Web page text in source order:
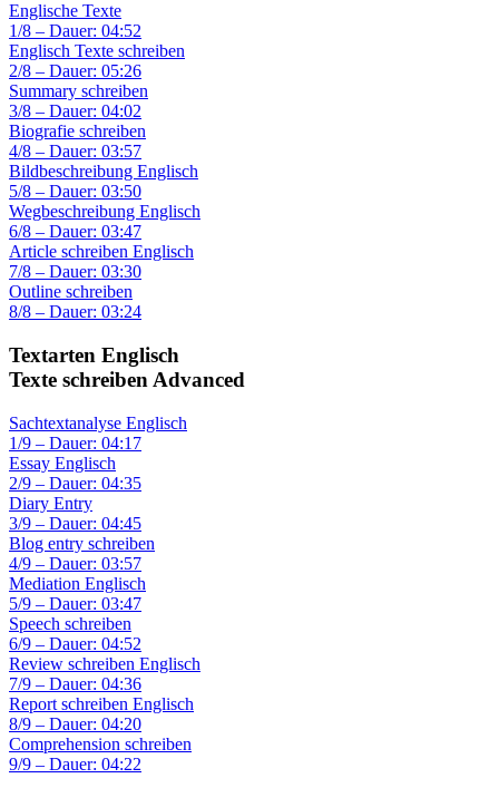
Englische Texte
1/8 – Dauer: 04:52
Englisch Texte schreiben
2/8 – Dauer: 05:26
Summary schreiben
3/8 – Dauer: 04:02
Biografie schreiben
4/8 – Dauer: 03:57
Bildbeschreibung Englisch
5/8 – Dauer: 03:50
Wegbeschreibung Englisch
6/8 – Dauer: 03:47
Article schreiben Englisch
7/8 – Dauer: 03:30
Outline schreiben
8/8 – Dauer: 03:24
Textarten Englisch
Texte schreiben Advanced
Sachtextanalyse Englisch
1/9 – Dauer: 04:17
Essay Englisch
2/9 – Dauer: 04:35
Diary Entry
3/9 – Dauer: 04:45
Blog entry schreiben
4/9 – Dauer: 03:57
Mediation Englisch
5/9 – Dauer: 03:47
Speech schreiben
6/9 – Dauer: 04:52
Review schreiben Englisch
7/9 – Dauer: 04:36
Report schreiben Englisch
8/9 – Dauer: 04:20
Comprehension schreiben
9/9 – Dauer: 04:22